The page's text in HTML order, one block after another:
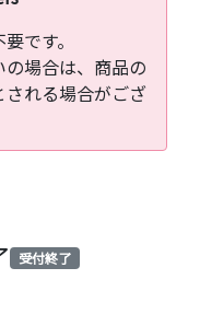
です。
場合は、商品の
れる場合がござ
受付終了